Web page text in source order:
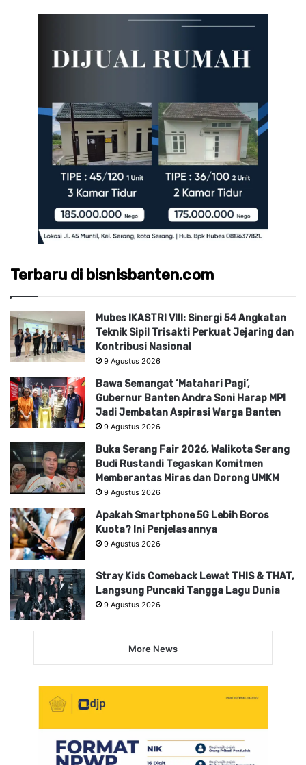
Terbaru di bisnisbanten.com
Mubes IKASTRI VIII: Sinergi 54 Angkatan
Teknik Sipil Trisakti Perkuat Jejaring dan
Kontribusi Nasional
9 Agustus 2026
Bawa Semangat ‘Matahari Pagi’,
Gubernur Banten Andra Soni Harap MPI
Jadi Jembatan Aspirasi Warga Banten
9 Agustus 2026
Buka Serang Fair 2026, Walikota Serang
Budi Rustandi Tegaskan Komitmen
Memberantas Miras dan Dorong UMKM
9 Agustus 2026
Apakah Smartphone 5G Lebih Boros
Kuota? Ini Penjelasannya
9 Agustus 2026
Stray Kids Comeback Lewat THIS & THAT,
Langsung Puncaki Tangga Lagu Dunia
9 Agustus 2026
More News